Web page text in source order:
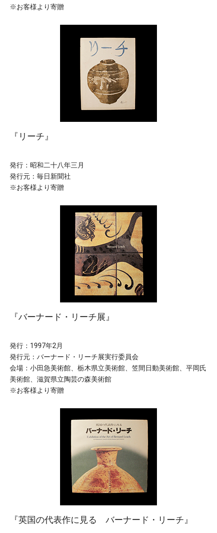
※お客様より寄贈
『リーチ』
発行：昭和二十八年三月
発行元：毎日新聞社
※お客様より寄贈
『バーナード・リーチ展』
発行：1997年2月
発行元：バーナード・リーチ展実行委員会
会場：小田急美術館、栃木県立美術館、笠間日動美術館、平岡氏
美術館、滋賀県立陶芸の森美術館
※お客様より寄贈
『英国の代表作に見る バーナード・リーチ』